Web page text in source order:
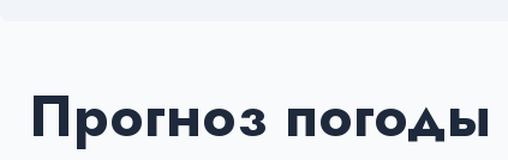
Прогноз